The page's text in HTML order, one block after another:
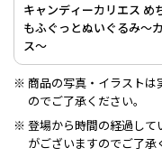
キャンディーカリエス め
もふぐっとぬいぐるみ～
ス～
商品の写真・イラスト
のでご了承ください。
登場から時間の経過し
がございますのでご了承